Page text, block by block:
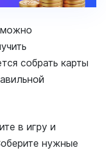
можно
собрать карты
в игру и
нужные